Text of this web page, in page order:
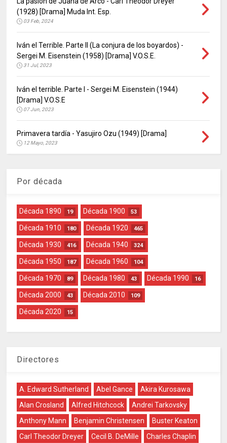
(1928) [Drama] Muda Int. Esp.
03 Feb, 2024
Iván el Terrible. Parte II (La conjura de los boyardos) -
Sergei M. Eisenstein (1958) [Drama] V.O.S.E.
31 Jul, 2023
Iván el terrible. Parte I - Sergei M. Eisenstein (1944)
[Drama] V.O.S.E
07 Jun, 2023
Primavera tardía - Yasujiro Ozu (1949) [Drama]
12 Mayo, 2023
Por década
Década 1890 19 Década 1900 53
Década 1910 180 Década 1920 465
Década 1930 416 Década 1940 324
Década 1950 187 Década 1960 104
Década 1970 89 Década 1980 43 Década 1990 16
Década 2000 43 Década 2010 109
Década 2020 15
Directores
A. Edward Sutherland Abel Gance
Akira Kurosawa
Alan Crosland
Alfred Hitchcock
Andrei Tarkovsky
Anthony Mann
Benjamin Christensen
Buster Keaton
Carl Theodor Dreyer
Cecil B. DeMille
Charles Chaplin